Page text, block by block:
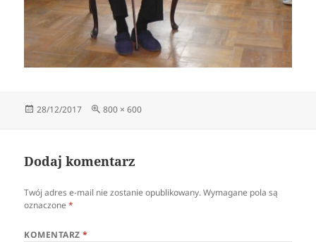
Data
28/12/2017
Pełny
800 × 600
Dodaj komentarz
Twój adres e-mail nie zostanie opublikowany. Wymagane pola są
oznaczone*
KOMENTARZ*